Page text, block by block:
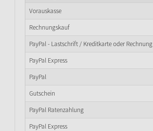
Vorauskasse
Rechnungskauf
PayPal - Lastschrift / Kreditkarte oder Rechnung
PayPal Express
PayPal
Gutschein
PayPal Ratenzahlung
PayPal Express